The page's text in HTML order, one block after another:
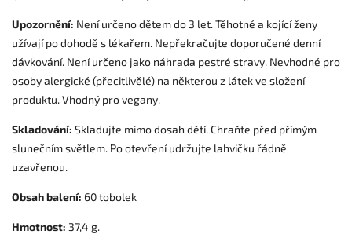
Upozornění: Není určeno dětem do 3 let. Těhotné a kojící ženy
užívají po dohodě s lékařem. Nepřekračujte doporučené denní
dávkování. Není určeno jako náhrada pestré stravy. Nevhodné pro
osoby alergické (přecitlivělé) na některou z látek ve složení
produktu. Vhodný pro vegany.
Skladování: Skladujte mimo dosah dětí. Chraňte před přímým
slunečním světlem. Po otevření udržujte lahvičku řádně
uzavřenou.
Obsah balení: 60 tobolek
Hmotnost: 37,4 g.